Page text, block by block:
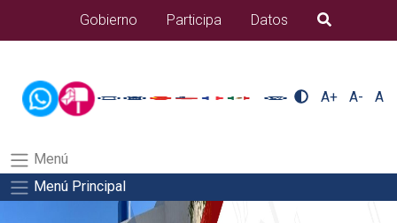
alumnos/titulacionSalida del comando:
Gobierno Participa Datos B�squeda
A+ A- A
Menú
Menú Principal